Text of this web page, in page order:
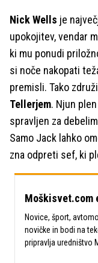
Nick Wells je
upokojitev, vendar
ki mu ponudi
si noče nakopati
premisli. Tako
Tellerjem. Njun
spravljen za
Samo Jack lahko
zna odpreti sef, ki
Moškisvet.com
Novice, šport,
novičke in bodi na
pripravlja uredništvo